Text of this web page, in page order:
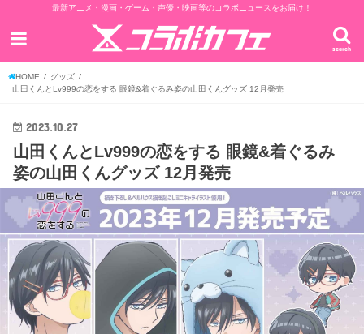
最新アニメ・漫画・ゲーム・声優・映画等のコラボニュースをお届け！
search
HOME
グッズ
山田くんとLv999の恋をする 眼鏡&着ぐるみ姿の山田くんグッズ 12月発売
2023.10.27
山田くんとLv999の恋をする 眼鏡&着ぐるみ
姿の山田くんグッズ 12月発売